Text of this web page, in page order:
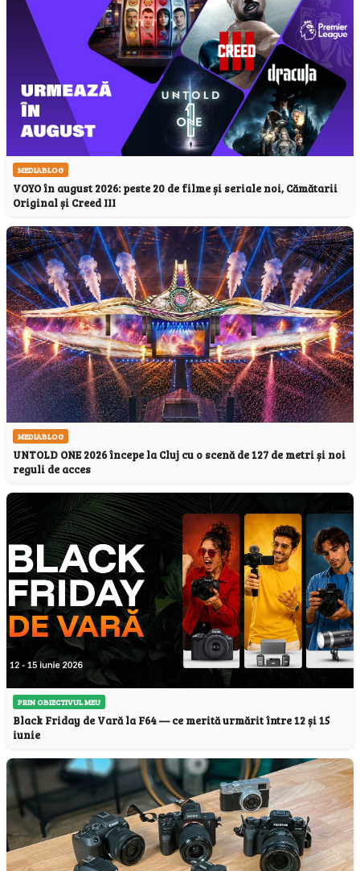
MEDIABLOG
VOYO în august 2026: peste 20 de filme și seriale noi, Cămătarii
Original și Creed III
MEDIABLOG
UNTOLD ONE 2026 începe la Cluj cu o scenă de 127 de metri și noi
reguli de acces
PRIN OBIECTIVUL MEU
Black Friday de Vară la F64 — ce merită urmărit între 12 și 15
iunie